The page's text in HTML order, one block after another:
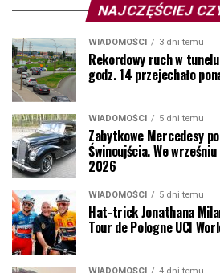
NAJCZĘŚCIEJ
WIADOMOŚCI 3 dni temu
Rekordowy ruch w
godz. 14 przejechało
WIADOMOŚCI 5 dni temu
Zabytkowe Mercedesy
Świnoujścia. We
2026
WIADOMOŚCI 5 dni temu
Hat-trick Jonathana
Tour de Pologne UCI